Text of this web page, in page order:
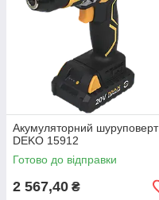
Акумуляторний шуруповерт
DEKO 15912
Готово до відправки
2 567,40 ₴